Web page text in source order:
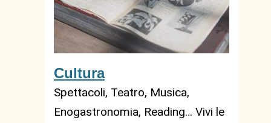
Cultura
Spettacoli, Teatro, Musica,
Enogastronomia, Reading… Vivi le